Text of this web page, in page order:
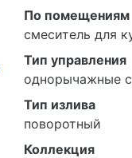
По помещениям
смеситель для
Тип управления
однорычажные
Тип излива
поворотный
Коллекция